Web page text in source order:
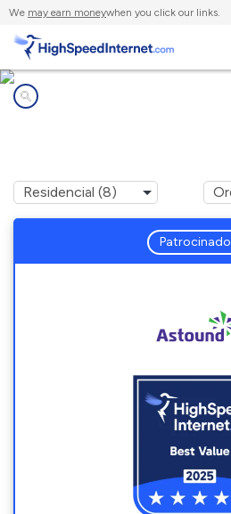
We may earn moneywhen you click our links.
Patrocinado